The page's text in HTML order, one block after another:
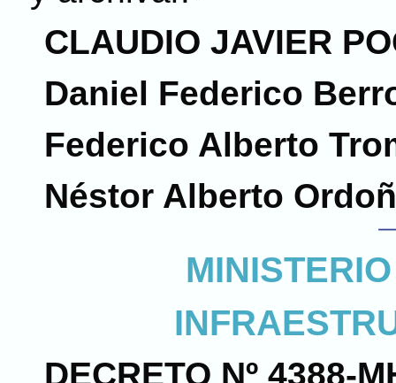
CLAUDIO JAVIER
Daniel Federico
Federico Alberto
Néstor Alberto
DECRETO Nº 4388-